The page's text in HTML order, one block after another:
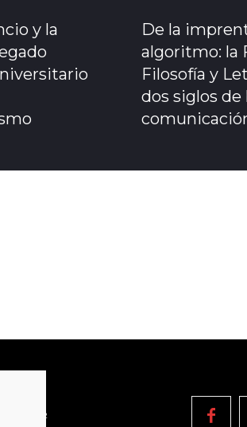
y la
De la
algoritmo: la
Filosofía y
dos siglos
© 2022